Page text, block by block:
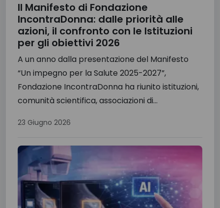
Il Manifesto di Fondazione
IncontraDonna: dalle priorità alle
azioni, il confronto con le Istituzioni
per gli obiettivi 2026
A un anno dalla presentazione del Manifesto
“Un impegno per la Salute 2025-2027”,
Fondazione IncontraDonna ha riunito istituzioni,
comunità scientifica, associazioni di...
23 Giugno 2026